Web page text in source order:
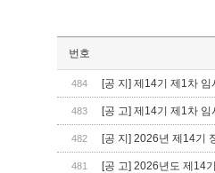
번호
484 [공 지] 제14기 제1차
483 [공 고] 제14기 제1차
482 [공 지] 2026년 제14기
481 [공 고] 2026년도 제14